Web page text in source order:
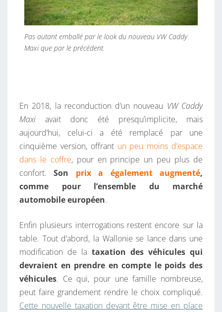
Ê
T
P
3
Pas autant emballé par le look du nouveau VW Caddy
Maxi que par le précédent.
En 2018, la reconduction d’un nouveau VW Caddy
Maxi avait donc été presqu’implicite, mais
aujourd’hui, celui-ci a été remplacé par une
cinquième version, offrant un peu moins d’espace
dans le coffre, pour en principe un peu plus de
confort.Son prix a également augmenté,
comme pour l’ensemble du marché
automobile européen.
Enfin plusieurs interrogations restent encore sur la
table. Tout d’abord, la Wallonie se lance dans une
modification de la taxation des véhicules qui
devraient en prendre en compte le poids des
véhicules. Ce qui, pour une famille nombreuse,
peut faire grandement rendre le choix compliqué.
Cette nouvelle taxation devant être mise en place